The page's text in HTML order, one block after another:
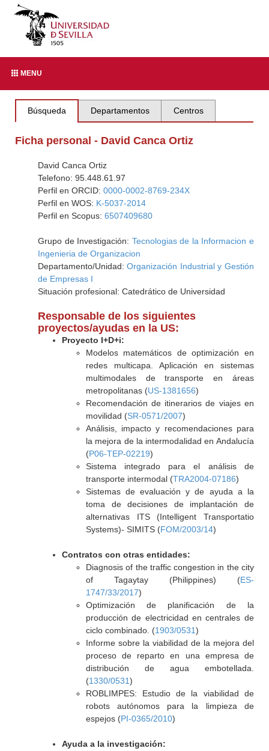
MENU
Búsqueda Departamentos Centros
Ficha personal - David Canca Ortiz
David Canca Ortiz
Telefono: 95.448.61.97
Perfil en ORCID: 0000-0002-8769-234X
Perfil en WOS: K-5037-2014
Perfil en Scopus: 6507409680
Grupo de Investigación: Tecnologias de la Informacion e
Ingenieria de Organizacion
Departamento/Unidad:Organización Industrial y Gestión
de Empresas I
Situación profesional: Catedrático de Universidad
Responsable de los siguientes
proyectos/ayudas en la US:
Proyecto I+D+i:
Modelos matemáticos de optimización en
redes multicapa. Aplicación en sistemas
multimodales de transporte en áreas
metropolitanas (US-1381656)
Recomendación de itinerarios de viajes en
movilidad (SR-0571/2007)
Análisis, impacto y recomendaciones para
la mejora de la intermodalidad en Andalucía
(P06-TEP-02219)
Sistema integrado para el análisis de
transporte intermodal (TRA2004-07186)
Sistemas de evaluación y de ayuda a la
toma de decisiones de implantación de
alternativas ITS (Intelligent Transportatio
Systems)- SIMITS (FOM/2003/14)
Contratos con otras entidades:
Diagnosis of the traffic congestion in the city
of Tagaytay (Philippines) (ES-
1747/33/2017)
Optimización de planificación de la
producción de electricidad en centrales de
ciclo combinado. (1903/0531)
Informe sobre la viabilidad de la mejora del
proceso de reparto en una empresa de
distribución de agua embotellada.
(1330/0531)
ROBLIMPES: Estudio de la viabilidad de
robots autónomos para la limpieza de
espejos (PI-0365/2010)
Ayuda a la investigación: